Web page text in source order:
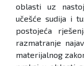
oblasti uz
učešće sudija i
postojeća
razmatranje
materijalnog